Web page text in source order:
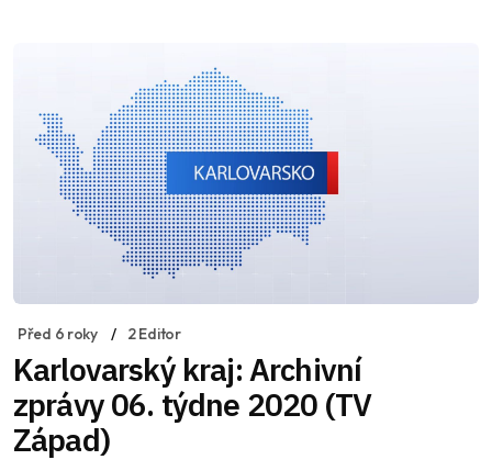
Před 6 roky 2 Editor
Karlovarský kraj: Archivní
zprávy 06. týdne 2020 (TV
Západ)